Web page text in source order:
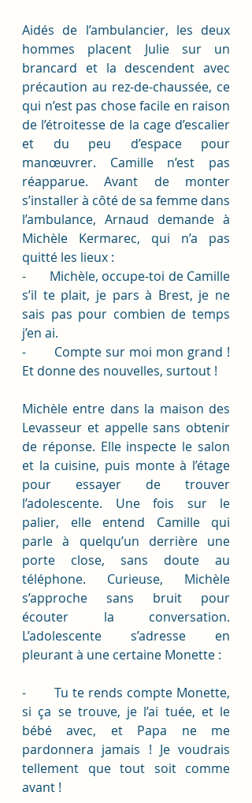
Aidés de l’ambulancier, les deux
hommes placent Julie sur un
brancard et la descendent avec
précaution au rez-de-chaussée, ce
qui n’est pas chose facile en raison
de l’étroitesse de la cage d’escalier
et du peu d’espace pour
manœuvrer. Camille n’est pas
réapparue. Avant de monter
s’installer à côté de sa femme dans
l’ambulance, Arnaud demande à
Michèle Kermarec, qui n’a pas
quitté les lieux :
-       Michèle, occupe-toi de Camille
s’il te plait, je pars à Brest, je ne
sais pas pour combien de temps
j’en ai.
-       Compte sur moi mon grand !
Et donne des nouvelles, surtout !
Michèle entre dans la maison des
Levasseur et appelle sans obtenir
de réponse. Elle inspecte le salon
et la cuisine, puis monte à l’étage
pour essayer de trouver
l’adolescente. Une fois sur le
palier, elle entend Camille qui
parle à quelqu’un derrière une
porte close, sans doute au
téléphone. Curieuse, Michèle
s’approche sans bruit pour
écouter la conversation.
L’adolescente s’adresse en
pleurant à une certaine Monette :
-       Tu te rends compte Monette,
si ça se trouve, je l’ai tuée, et le
bébé avec, et Papa ne me
pardonnera jamais ! Je voudrais
tellement que tout soit comme
avant !